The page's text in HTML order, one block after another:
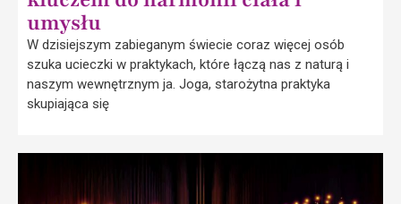
umysłu
W dzisiejszym zabieganym świecie coraz więcej osób
szuka ucieczki w praktykach, które łączą nas z naturą i
naszym wewnętrznym ja. Joga, starożytna praktyka
skupiająca się